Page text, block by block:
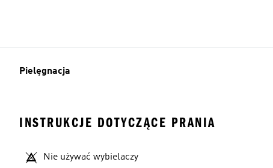
Pielęgnacja
INSTRUKCJE DOTYCZĄCE PRANIA
Nie używać wybielaczy